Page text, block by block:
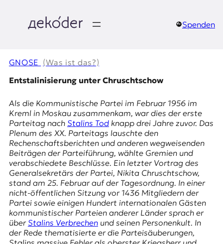
springen
e
k
o
d
e
r
|
D
E
Spenden
GNOSE (Was ist das?)
Entstalinisierung unter Chruschtschow
Als die Kommunistische Parteiim Februar 1956 im
Kreml in Moskau zusammenkam, war dies der erste
Parteitag nach Stalins Todknapp drei Jahre zuvor. Das
Plenum des XX. Parteitags lauschte den
Rechenschaftsberichten und anderen wegweisenden
Beiträgen der Parteiführung, wählte Gremien und
verabschiedete Beschlüsse. Ein letzter Vortrag des
Generalsekretärs der Partei, Nikita Chruschtschow,
stand am 25. Februar auf der Tagesordnung. In einer
nicht-öffentlichen Sitzung vor 1436 Mitgliedern der
Partei sowie einigen Hundert internationalen Gästen
kommunistischer Parteien anderer Länder sprach er
über Stalins Verbrechenund seinen Personenkult. In
der Rede thematisierte er die Parteisäuberungen,